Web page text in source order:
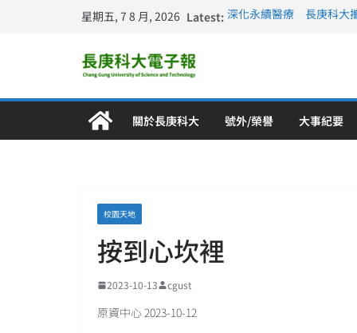
星期五, 7 8 月, 2026 Latest: 深化永續醫療 長庚科大
關於長庚科大 號外/榮譽 大事紀要
校園天地
按到心坎裡
2023-10-13 cgust
原資中心 2023-10-12